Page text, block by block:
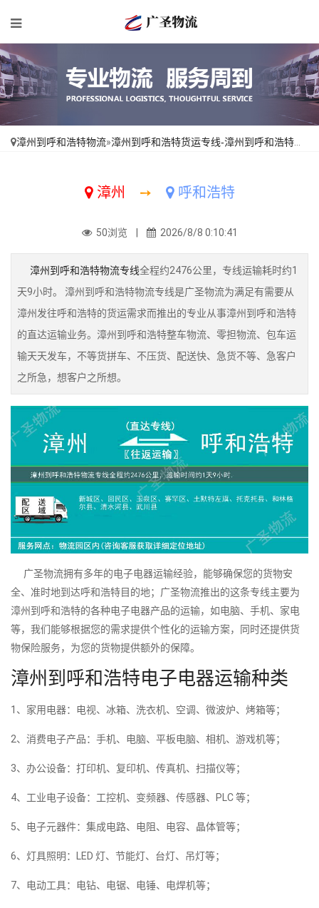
漳州到呼和浩特物流»漳州到呼和浩特货运专线-漳州到呼和浩特物流公司_送货上门「运价行情」
漳州 ➙ 呼和浩特
50浏览 | 2026/8/8 0:10:41
漳州到呼和浩特物流专线全程约2476公里，专线运输耗时约1
天9小时。 漳州到呼和浩特物流专线是广圣物流为满足有需要从
漳州发往呼和浩特的货运需求而推出的专业从事漳州到呼和浩特
的直达运输业务。漳州到呼和浩特整车物流、零担物流、包车运
输天天发车，不等货拼车、不压货、配送快、急货不等、急客户
之所急，想客户之所想。
广圣物流拥有多年的电子电器运输经验，能够确保您的货物安
全、准时地到达呼和浩特目的地；广圣物流推出的这条专线主要为
漳州到呼和浩特的各种电子电器产品的运输，如电脑、手机、家电
等，我们能够根据您的需求提供个性化的运输方案，同时还提供货
物保险服务，为您的货物提供额外的保障。
漳州到呼和浩特电子电器运输种类
1、家用电器：电视、冰箱、洗衣机、空调、微波炉、烤箱等；
2、消费电子产品：手机、电脑、平板电脑、相机、游戏机等；
3、办公设备：打印机、复印机、传真机、扫描仪等；
4、工业电子设备：工控机、变频器、传感器、PLC 等；
5、电子元器件：集成电路、电阻、电容、晶体管等；
6、灯具照明：LED 灯、节能灯、台灯、吊灯等；
7、电动工具：电钻、电锯、电锤、电焊机等；